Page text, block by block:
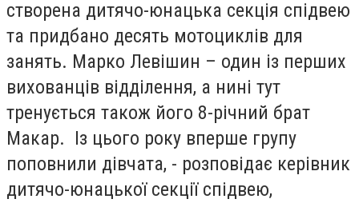
створена дитячо-юнацька секція спідвею
та придбано десять мотоциклів для
занять. Марко Левішин – один із перших
вихованців відділення, а нині тут
тренується також його 8-річний брат
Макар. Із цього року вперше групу
поповнили дівчата, - розповідає керівник
дитячо-юнацької секції спідвею,